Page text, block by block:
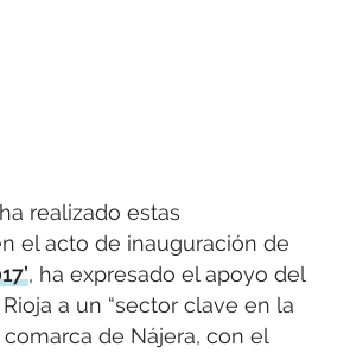
realizado estas
el acto de inauguración de
, ha expresado el apoyo del
a un “sector clave en la
de Nájera, con el